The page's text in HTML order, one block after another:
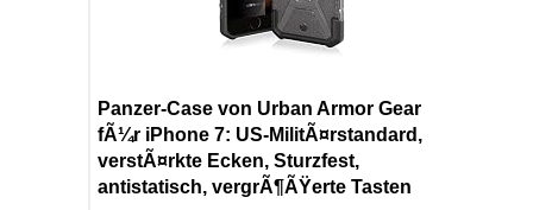
Panzer-Case von Urban Armor Gear
fÃ¼r iPhone 7: US-MilitÃ¤rstandard,
verstÃ¤rkte Ecken, Sturzfest,
antistatisch, vergrÃ¶ÃŸerte Tasten